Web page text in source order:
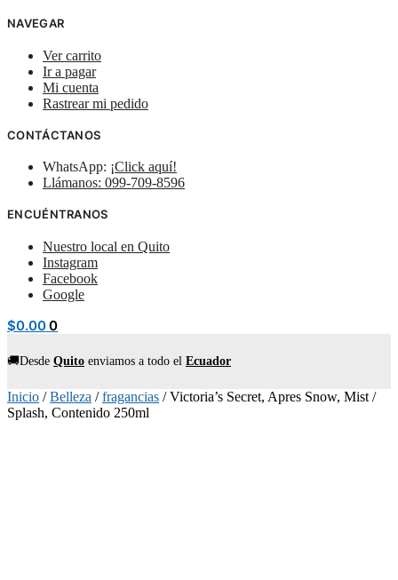
NAVEGAR
Ver carrito
Ir a pagar
Mi cuenta
Rastrear mi pedido
CONTÁCTANOS
WhatsApp: ¡Click aquí!
Llámanos: 099-709-8596
ENCUÉNTRANOS
Nuestro local en Quito
Instagram
Facebook
Google
$0.00 0
🚚Desde Quito enviamos a todo el Ecuador
Inicio /Belleza /fragancias /Victoria’s Secret, Apres Snow, Mist /
Splash, Contenido 250ml